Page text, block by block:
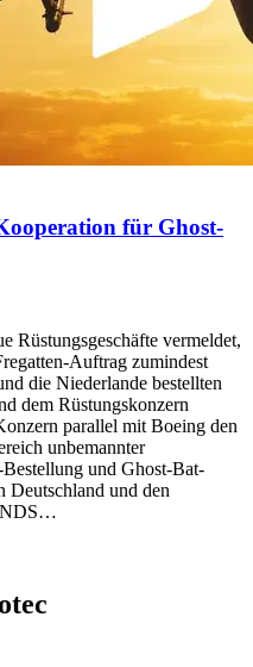
für Ghost-
Rüstungsgeschäfte vermeldet,
Auftrag zumindest
die Niederlande bestellten
dem Rüstungskonzern
parallel mit Boeing den
unbemannter
und Ghost-Bat-
und den